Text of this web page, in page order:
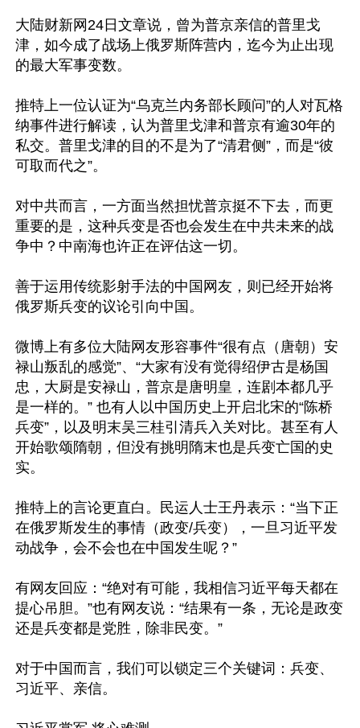
大陆财新网24日文章说，曾为普京亲信的普里戈
津，如今成了战场上俄罗斯阵营内，迄今为止出现
的最大军事变数。
推特上一位认证为“乌克兰内务部长顾问”的人对瓦格
纳事件进行解读，认为普里戈津和普京有逾30年的
私交。普里戈津的目的不是为了“清君侧”，而是“彼
可取而代之”。
对中共而言，一方面当然担忧普京挺不下去，而更
重要的是，这种兵变是否也会发生在中共未来的战
争中？中南海也许正在评估这一切。
善于运用传统影射手法的中国网友，则已经开始将
俄罗斯兵变的议论引向中国。
微博上有多位大陆网友形容事件“很有点（唐朝）安
禄山叛乱的感觉”、“大家有没有觉得绍伊古是杨国
忠，大厨是安禄山，普京是唐明皇，连剧本都几乎
是一样的。” ​也有人以中国历史上开启北宋的“陈桥
兵变”，以及明末吴三桂引清兵入关对比。甚至有人
开始歌颂隋朝，但没有挑明隋末也是兵变亡国的史
实。
推特上的言论更直白。民运人士王丹表示：“当下正
在俄罗斯发生的事情（政变/兵变），一旦习近平发
动战争，会不会也在中国发生呢？”
有网友回应：“绝对有可能，我相信习近平每天都在
提心吊胆。”也有网友说：“结果有一条，无论是政变
还是兵变都是党胜，除非民变。”
对于中国而言，我们可以锁定三个关键词：兵变、
习近平、亲信。